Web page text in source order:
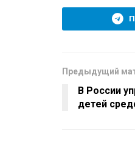
Предыдущий
В России
детей